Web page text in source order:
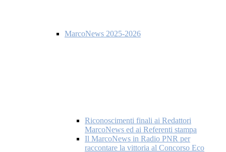
MarcoNews 2025-2026
Riconoscimenti finali ai Redattori
MarcoNews ed ai Referenti stampa
Il MarcoNews in Radio PNR per
raccontare la vittoria al Concorso Eco